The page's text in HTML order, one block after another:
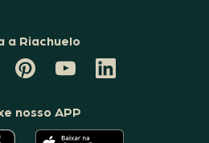
a Riachuelo
PINTEREST
DA
CANAL
DA
RIACHUELO
LINKEDIN
DA
nosso APP
O